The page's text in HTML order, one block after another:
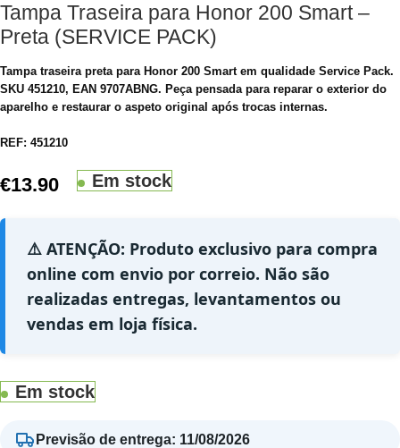
Tampa Traseira para Honor 200 Smart –
Preta (SERVICE PACK)
Tampa traseira preta para Honor 200 Smart em qualidade Service Pack.
SKU 451210, EAN 9707ABNG. Peça pensada para reparar o exterior do
aparelho e restaurar o aspeto original após trocas internas.
REF: 451210
€13.90 Em stock
⚠️ ATENÇÃO: Produto exclusivo para compra
online com envio por correio. Não são
realizadas entregas, levantamentos ou
vendas em loja física.
Em stock
Previsão de entrega: 11/08/2026